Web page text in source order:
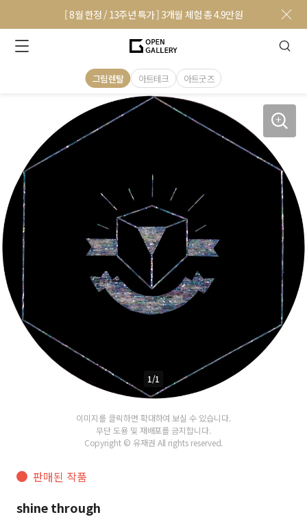
[ 8월 한정 / 13주년 특가 ] 3개월 체험 총 4.9만원
그림렌탈 아트테크 아트굿즈
1/1
이미지를 클릭하면 확대하여 보실 수 있습니다.
무단 도용 및 재배포를 금지합니다.
Copyright © 유재권 All rights reserved.
판매된 작품
shine through